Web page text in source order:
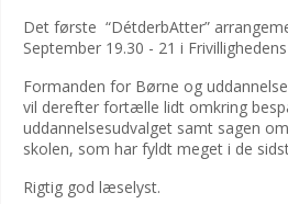
Det første “DétderbAtter”
September 19.30 - 21 i
Formanden for Børne og
vil derefter fortælle lidt omkring
uddannelsesudvalget samt sagen
skolen, som har fyldt meget i de
Rigtig god læselyst.